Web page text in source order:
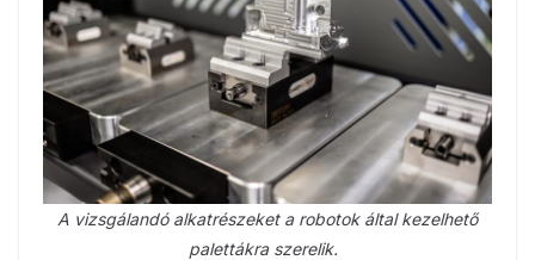
A vizsgálandó alkatrészeket a robotok által kezelhető
palettákra szerelik.